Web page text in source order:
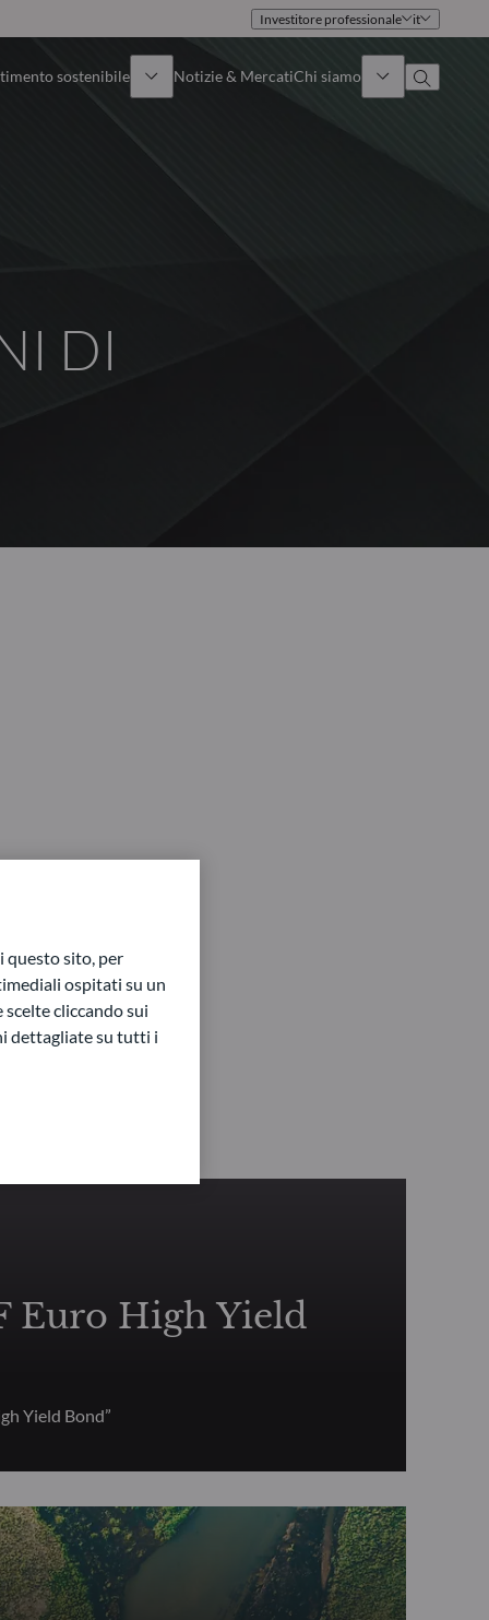
Investitore professionale it
sostenibile Notizie & MercatiChi siamo
DI
Euro High Yield
Yield Bond”
questo sito, per
ospitati su un
cliccando sui
dettagliate su tutti i